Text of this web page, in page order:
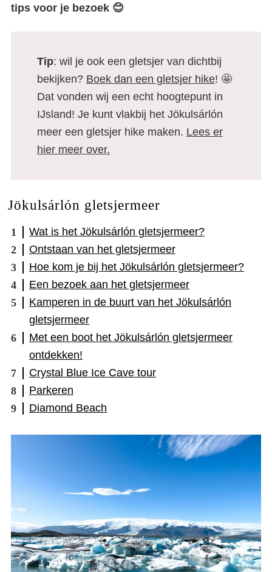
tips voor je bezoek 😊
Tip: wil je ook een gletsjer van dichtbij
bekijken? Boek dan een gletsjer hike! 🤩
Dat vonden wij een echt hoogtepunt in
IJsland! Je kunt vlakbij het Jökulsárlón
meer een gletsjer hike maken. Lees er
hier meer over.
Jökulsárlón gletsjermeer
Wat is het Jökulsárlón gletsjermeer?
Ontstaan van het gletsjermeer
Hoe kom je bij het Jökulsárlón gletsjermeer?
Een bezoek aan het gletsjermeer
Kamperen in de buurt van het Jökulsárlón
gletsjermeer
Met een boot het Jökulsárlón gletsjermeer
ontdekken!
Crystal Blue Ice Cave tour
Parkeren
Diamond Beach